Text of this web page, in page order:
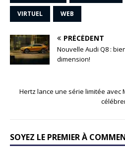
VIRTUEL WEB
PRÉCÉDENT
Nouvelle Audi Q8 :
dimension!
Hertz lance une série limitée avec
SOYEZ LE PREMIER À